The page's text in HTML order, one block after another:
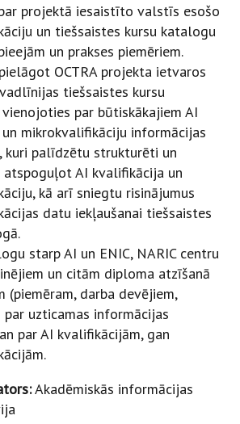
projektā iesaistīto valstīs esošo
un tiešsaistes kursu katalogu
un prakses piemēriem.
OCTRA projekta ietvaros
tiešsaistes kursu
par būtiskākajiem AI
mikrokvalifikāciju informācijas
kuri palīdzētu strukturēti un
atspoguļot AI kvalifikācija un
kā arī sniegtu risinājumus
datu iekļaušanai tiešsaistes
starp AI un ENIC, NARIC centru
un citām diploma atzīšanā
(piemēram, darba devējiem,
uzticamas informācijas
par AI kvalifikācijām, gan
Akadēmiskās informācijas